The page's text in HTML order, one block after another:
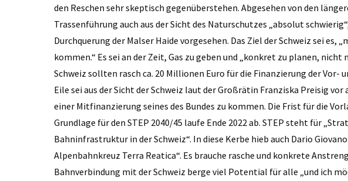
den Reschen sehr skeptisch gegenüberstehen. Abgesehen von den
Trassenführung auch aus der Sicht des Naturschutzes „absolut
Durchquerung der Malser Haide vorgesehen. Das Ziel der Schweiz sei es,
kommen.“ Es sei an der Zeit, Gas zu geben und „konkret zu planen, nicht
Schweiz sollten rasch ca. 20 Millionen Euro für die Finanzierung der Vor-
Eile sei aus der Sicht der Schweiz laut der Großrätin Franziska Preisig
einer Mitfinanzierung seines des Bundes zu kommen. Die Frist für die
Grundlage für den STEP 2040/45 laufe Ende 2022 ab. STEP steht für
Bahninfrastruktur in der Schweiz“. In diese Kerbe hieb auch Dario
Alpenbahnkreuz Terra Reatica“. Es brauche rasche und konkrete
Bahnverbindung mit der Schweiz berge viel Potential für alle „und ich